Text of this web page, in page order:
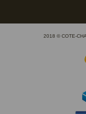
2018 © COTE-